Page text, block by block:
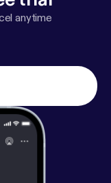
om at turde være
anytime